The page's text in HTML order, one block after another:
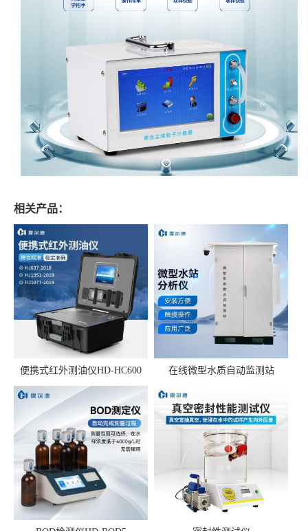
相关产品：
便携式红外测油仪HD-HC600 在线微型水质自动监测站